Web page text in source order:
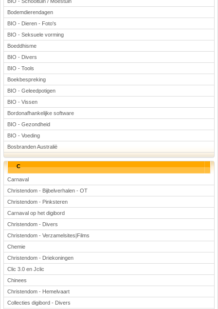
Bodemdierendagen
BIO - Dieren - Foto's
BIO - Seksuele vorming
Boeddhisme
BIO - Divers
BIO - Tools
Boekbespreking
BIO - Geleedpotigen
BIO - Vissen
Bordonafhankelijke software
BIO - Gezondheid
BIO - Voeding
Bosbranden Australië
C
Carnaval
Christendom - Bijbelverhalen - OT
Christendom - Pinksteren
Carnaval op het digibord
Christendom - Divers
Christendom - Verzamelsites|Films
Chemie
Christendom - Driekoningen
Clic 3.0 en Jclic
Chinees
Christendom - Hemelvaart
Collecties digibord - Divers